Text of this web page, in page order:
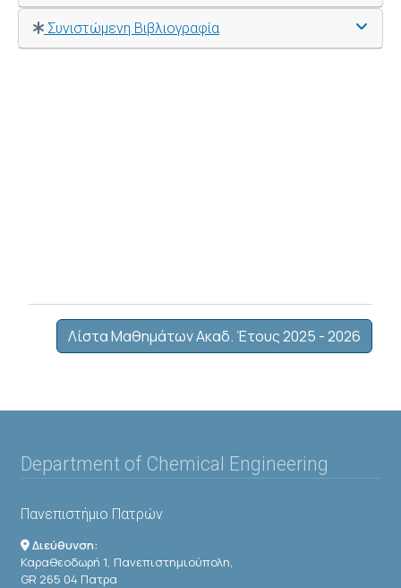
Συνιστώμενη Βιβλιογραφία
Λίστα Μαθημάτων Ακαδ. Έτους 2025 - 2026
Department of Chemical Engineering
Πανεπιστήμιο Πατρών
Διεύθυνση:
Καραθεοδωρή 1, Πανεπιστημιούπολη,
GR 265 04 Πατρα